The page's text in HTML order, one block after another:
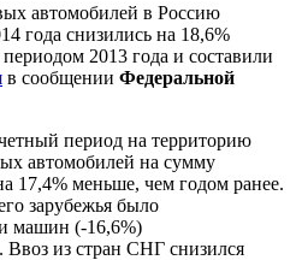
автомобилей в Россию
года снизились на 18,6%
2013 года и составили
в сообщении Федеральной
период на территорию
автомобилей на сумму
17,4% меньше, чем годом ранее.
зарубежья было
машин (-16,6%)
Ввоз из стран СНГ снизился